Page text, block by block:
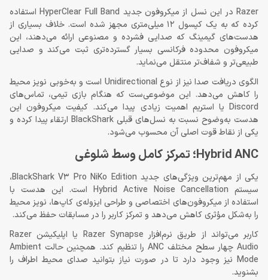
Razer در این نسل از میکروفون جدید HyperClear Full Band استفاده
کرده که به یک کپسول 12 میلی‌متری مجهز شده است. خلاف بسیاری از
هدست‌های گیمینگ که صدایی فشرده و مصنوعی ارائه می‌دهند، این
میکروفون محدوده فرکانسی بسیار گسترده‌تری ثبت می‌کند و صدایی
طبیعی‌تر و شفاف‌تر منتقل می‌نماید.
الگوی دریافت صدا نیز از نوع Unidirectional است و به‌خوبی نویز محیط
را کاهش می‌دهد. این موضوعی‌ست که هنگام بازی تیمی، تماس‌های
Discord یا استریم اهمیت زیادی پیدا می‌کند. کیفیت میکروفون این
هدست به‌وضوح نسبت به نسل‌های قبلی BlackShark ارتقاء پیدا کرده و
یکی از نقاط قوت اصلی آن محسوب می‌شود.
Hybrid ANC؛ تمرکز کامل وسط شلوغی
یکی از مهم‌ترین ویژگی‌های جدید BlackShark V3 Pro NiKo Edition،
سیستم Hybrid Active Noise Cancellation است. این هدست با
استفاده از میکروفون‌های اختصاصی و طراحی ایزوله‌ی کاپ‌ها، نویز محیط
را به‌شکل مؤثری کاهش می‌دهد و تمرکز کاربر را در مسابقات حفظ می‌کند.
کاربر می‌تواند از طریق نرم‌افزار Razer Synapse یا اپلیکیشن Razer
Audio چهار سطح مختلف ANC را تنظیم کند. همچنین حالت Ambient
Mode نیز وجود دارد تا در صورت نیاز بتوانید صدای محیط اطراف را
بشنوید.